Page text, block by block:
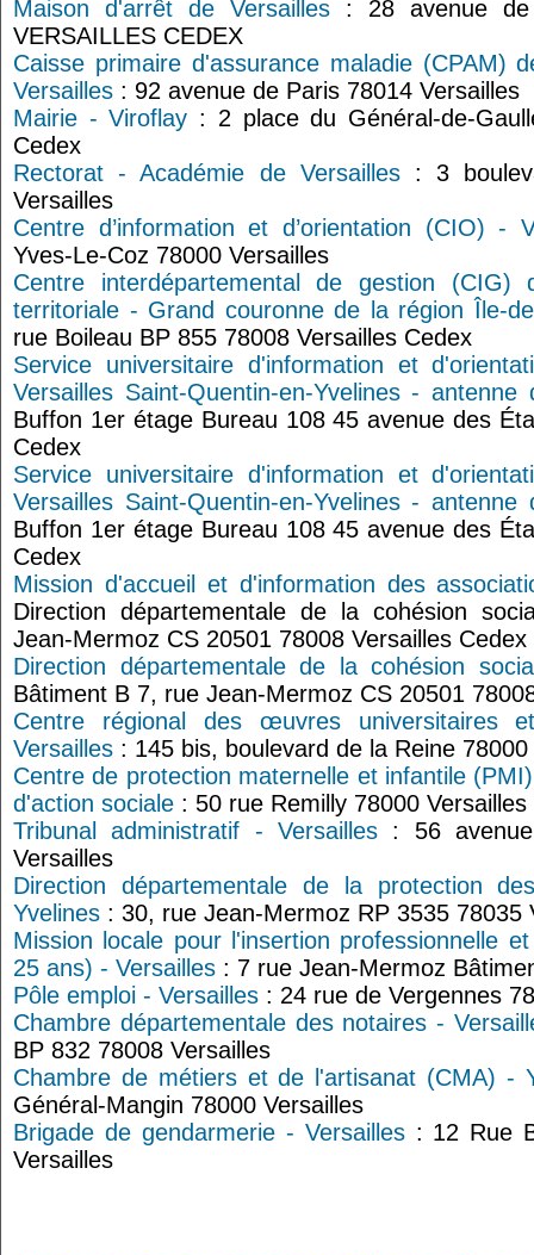
Maison d'arrêt de Versailles : 28 avenue de
VERSAILLES CEDEX
Caisse primaire d'assurance maladie (CPAM)
Versailles : 92 avenue de Paris 78014 Versailles
Mairie - Viroflay : 2 place du Général-de-
Cedex
Rectorat - Académie de Versailles: 3
Versailles
Centre d’information et d’orientation (CIO) -
Yves-Le-Coz 78000 Versailles
Centre interdépartemental de gestion (CIG)
territoriale - Grand couronne de la région Île-
rue Boileau BP 855 78008 Versailles Cedex
Service universitaire d'information et
Versailles Saint-Quentin-en-Yvelines - antenne
Buffon 1er étage Bureau 108 45 avenue des
Cedex
Service universitaire d'information et
Versailles Saint-Quentin-en-Yvelines - antenne
Buffon 1er étage Bureau 108 45 avenue des
Cedex
Mission d'accueil et d'information des
Direction départementale de la cohésion
Jean-Mermoz CS 20501 78008 Versailles Cedex
Direction départementale de la cohésion
Bâtiment B 7, rue Jean-Mermoz CS 20501
Centre régional des œuvres universitaires
Versailles : 145 bis, boulevard de la Reine 78000
Centre de protection maternelle et infantile
d'action sociale : 50 rue Remilly 78000 Versailles
Tribunal administratif - Versailles : 56
Versailles
Direction départementale de la protection
Yvelines : 30, rue Jean-Mermoz RP 3535 78035
Mission locale pour l'insertion professionnelle
25 ans) - Versailles : 7 rue Jean-Mermoz
Pôle emploi - Versailles : 24 rue de Vergennes
Chambre départementale des notaires -
BP 832 78008 Versailles
Chambre de métiers et de l'artisanat (CMA) -
Général-Mangin 78000 Versailles
Brigade de gendarmerie - Versailles: 12 Rue
Versailles